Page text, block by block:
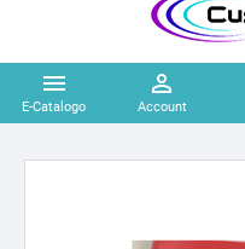

E-Catalogo

Account